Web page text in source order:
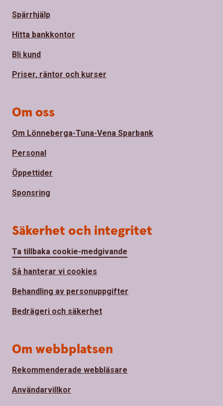
Spärrhjälp
Hitta bankkontor
Bli kund
Priser, räntor och kurser
Om oss
Om Lönneberga-Tuna-Vena Sparbank
Personal
Öppettider
Sponsring
Säkerhet och integritet
Ta tillbaka cookie-medgivande
Så hanterar vi cookies
Behandling av personuppgifter
Bedrägeri och säkerhet
Om webbplatsen
Rekommenderade webbläsare
Användarvillkor